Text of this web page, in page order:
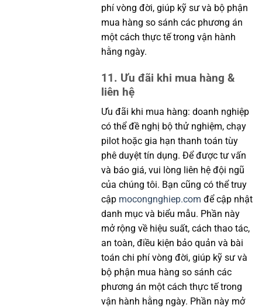
phí vòng đời, giúp kỹ sư và bộ phận
mua hàng so sánh các phương án
một cách thực tế trong vận hành
hằng ngày.
11. Ưu đãi khi mua hàng &
liên hệ
Ưu đãi khi mua hàng: doanh nghiệp
có thể đề nghị bộ thử nghiệm, chạy
pilot hoặc gia hạn thanh toán tùy
phê duyệt tín dụng. Để được tư vấn
và báo giá, vui lòng liên hệ đội ngũ
của chúng tôi. Bạn cũng có thể truy
cập mocongnghiep.com để cập nhật
danh mục và biểu mẫu. Phần này
mở rộng về hiệu suất, cách thao tác,
an toàn, điều kiện bảo quản và bài
toán chi phí vòng đời, giúp kỹ sư và
bộ phận mua hàng so sánh các
phương án một cách thực tế trong
vận hành hằng ngày. Phần này mở